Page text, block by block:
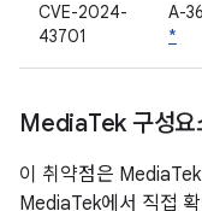
CVE-2024-
43701
A-
*
MediaTek 구성요
이 취약점은
MediaTek에서 직접